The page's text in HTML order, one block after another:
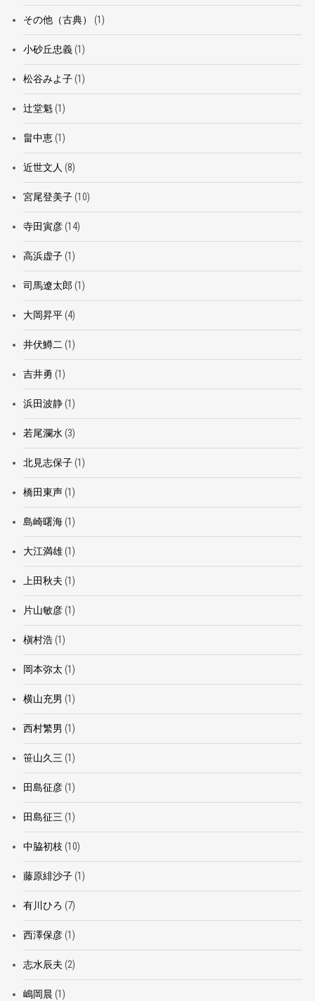
その他（古典） (1)
小砂丘忠義(1)
松谷みよ子(1)
辻堂魁(1)
畠中恵(1)
近世文人 (8)
宮尾登美子(10)
寺田寅彦(14)
高浜虚子(1)
司馬遼太郎 (1)
大岡昇平(4)
井伏鱒二(1)
吉井勇 (1)
浜田波静(1)
若尾瀾水(3)
北見志保子(1)
橋田東声(1)
島崎曙海(1)
大江満雄(1)
上田秋夫 (1)
片山敏彦(1)
槇村浩(1)
岡本弥太 (1)
横山充男 (1)
西村繁男 (1)
笹山久三 (1)
田島征彦(1)
田島征三 (1)
中脇初枝 (10)
藤原緋沙子(1)
有川ひろ (7)
西澤保彦(1)
志水辰夫 (2)
嶋岡晨 (1)